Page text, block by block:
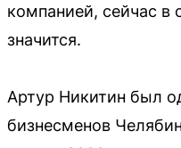
компанией, сейчас в
значится.
Артур Никитин был
бизнесменов